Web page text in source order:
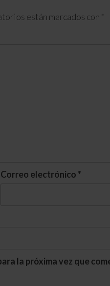
están marcados con *
Correo electrónico *
la próxima vez que